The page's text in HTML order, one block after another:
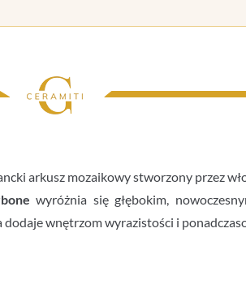
arkusz mozaikowy stworzony przez
wyróżnia się głębokim,
wnętrzom wyrazistości i